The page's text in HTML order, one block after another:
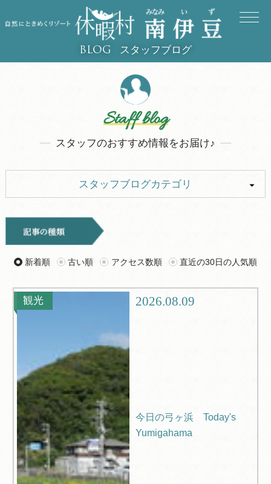
BLOG スタッフブログ
Staff blog
スタッフのおすすめ情報をお届け♪
スタッフブログカテゴリ
お知らせ
ツアー グルメ
観光
新着順 古い順 アクセス数順 直近の30日の人気順
観光 2026.08.09
今日の弓ヶ浜 Today's
Yumigahama